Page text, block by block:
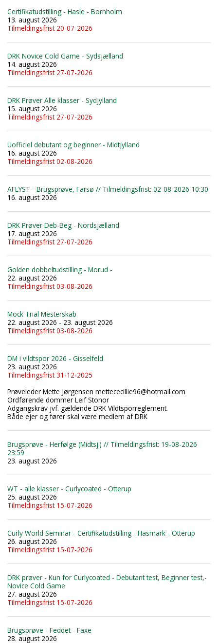
Certifikatudstilling - Hasle - Bornholm
13. august 2026
Tilmeldingsfrist 20-07-2026
DRK Novice Cold Game - Sydsjælland
14. august 2026
Tilmeldingsfrist 27-07-2026
DRK Prøver Alle klasser - Sydjylland
15. august 2026
Tilmeldingsfrist 27-07-2026
Uofficiel debutant og beginner - Midtjylland
16. august 2026
Tilmeldingsfrist 02-08-2026
AFLYST - Brugsprøve, Farsø // Tilmeldingsfrist: 02-08-2026 10:30
16. august 2026
DRK Prøver Deb-Beg - Nordsjælland
17. august 2026
Tilmeldingsfrist 27-07-2026
Golden dobbeltudstilling - Morud -
22. august 2026
Tilmeldingsfrist 03-08-2026
Mock Trial Mesterskab
22. august 2026 - 23. august 2026
Tilmeldingsfrist 03-08-2026
DM i vildtspor 2026 - Gisselfeld
23. august 2026
Tilmeldingsfrist 31-12-2025
Prøveleder Mette Jørgensen mettececillie96@hotmail.com
Ordførende dommer Leif Stonor
Adgangskrav jvf. gældende DRK Vildtsporreglement.
Både ejer og fører skal være medlem af DRK
Brugsprøve - Herfølge (Midtsj.) // Tilmeldingsfrist: 19-08-2026
23:59
23. august 2026
WT - alle klasser - Curlycoated - Otterup
25. august 2026
Tilmeldingsfrist 15-07-2026
Curly World Seminar - Certifikatudstilling - Hasmark - Otterup
26. august 2026
Tilmeldingsfrist 15-07-2026
DRK prøver - Kun for Curlycoated - Debutant test, Beginner test,-
Novice Cold Game
27. august 2026
Tilmeldingsfrist 15-07-2026
Brugsprøve - Feddet - Faxe
28. august 2026